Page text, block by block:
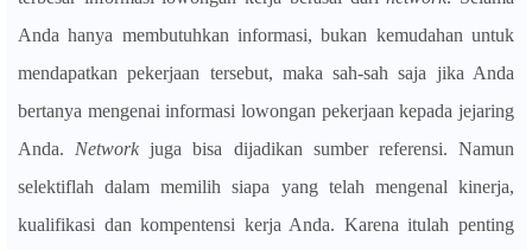
Anda hanya membutuhkan informasi, bukan kemudahan untuk
mendapatkan pekerjaan tersebut, maka sah-sah saja jika Anda
bertanya mengenai informasi lowongan pekerjaan kepada jejaring
Anda. Network juga bisa dijadikan sumber referensi. Namun
selektiflah dalam memilih siapa yang telah mengenal kinerja,
kualifikasi dan kompentensi kerja Anda. Karena itulah penting